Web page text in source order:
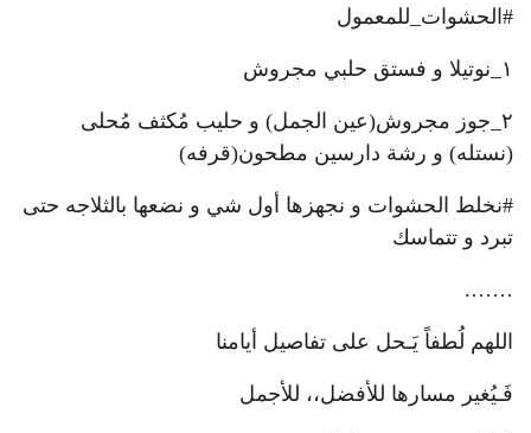
#الحشوات_للمعمول
١_نوتيلا و فستق حلبي مجروش
٢_جوز مجروش(عين الجمل) و حليب مُكثف مُحلى
(نستله) و رشة دارسين مطحون(قرفه)
#نخلط الحشوات و نجهزها أول شي و نضعها بالثلاجه حتى
تبرد و تتماسك
…….
اللهم لُطفاً يَـحل على تفاصيل أيامنا
فَـيُغير مسارها للأفضل،، للأجمل